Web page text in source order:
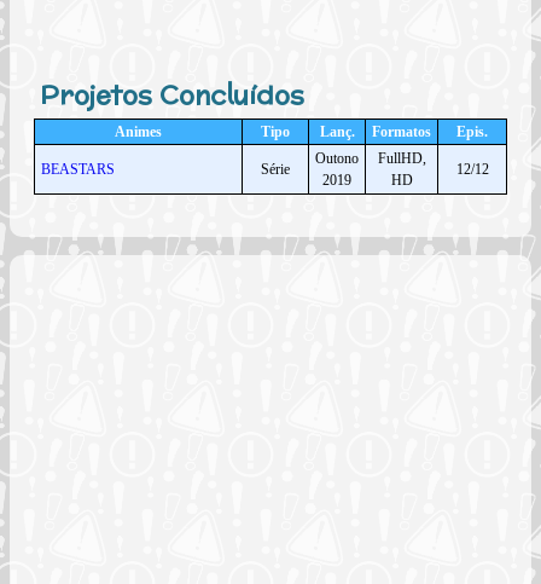
Projetos Concluídos
Animes Tipo Lanç. Formatos Epis.
BEASTARS Série
Outono
2019
FullHD,
HD
12/12